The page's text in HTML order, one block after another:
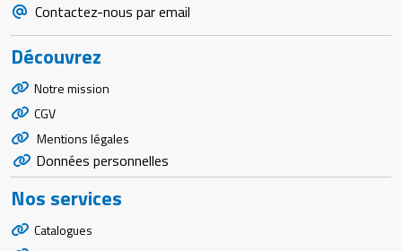
Contactez-nous par email
Découvrez
Notre mission
CGV
Mentions légales
Données personnelles
Nos services
Catalogues